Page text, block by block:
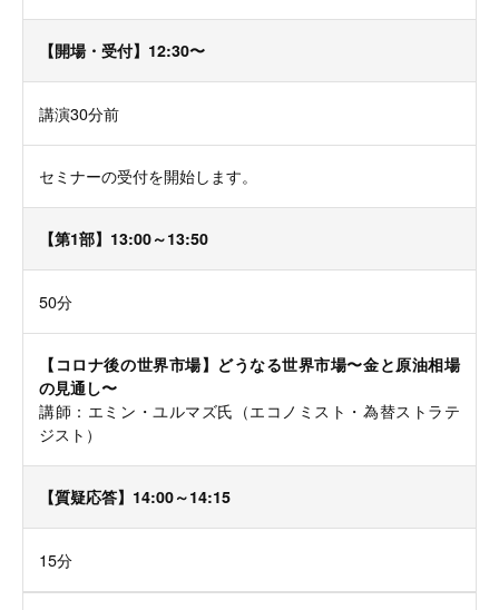
【開場・受付】12:30〜
講演30分前
セミナーの受付を開始します。
【第1部】13:00～13:50
50分
【コロナ後の世界市場】どうなる世界市場〜金と原油相場
の見通し〜
講師：エミン・ユルマズ氏（エコノミスト・為替ストラテ
ジスト）
【質疑応答】14:00～14:15
15分